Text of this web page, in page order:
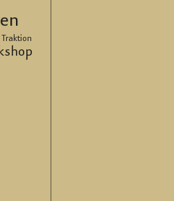
Traktion